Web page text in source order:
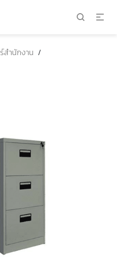
สำนักงาน /